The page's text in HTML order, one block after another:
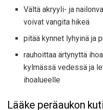
Vältä akryyli- ja
voivat vangita hikeä
pitää kynnet lyhyinä ja
rauhoittaa ärtynyttä
kylmässä vedessä ja
ihoalueelle
Lääke peräaukon